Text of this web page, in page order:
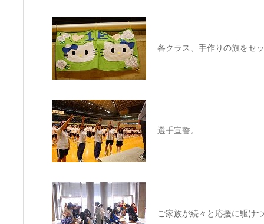
各クラス、手作りの旗をセ
選手宣誓。
ご家族が続々と応援に駆け